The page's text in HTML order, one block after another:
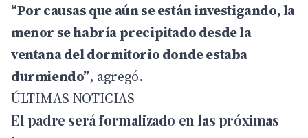
“Por causas que aún se están investigando, la
menor se habría precipitado desde la
ventana del dormitorio donde estaba
durmiendo”, agregó.
ÚLTIMAS NOTICIAS
El padre será formalizado en las próximas